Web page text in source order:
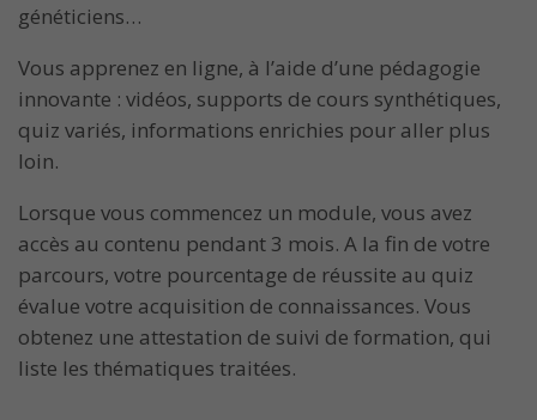
généticiens…
Vous apprenez en ligne, à l’aide d’une pédagogie
innovante : vidéos, supports de cours synthétiques,
quiz variés, informations enrichies pour aller plus
loin.
Lorsque vous commencez un module, vous avez
accès au contenu pendant 3 mois. A la fin de votre
parcours, votre pourcentage de réussite au quiz
évalue votre acquisition de connaissances. Vous
obtenez une attestation de suivi de formation, qui
liste les thématiques traitées.